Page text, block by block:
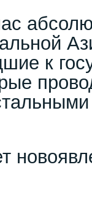
к